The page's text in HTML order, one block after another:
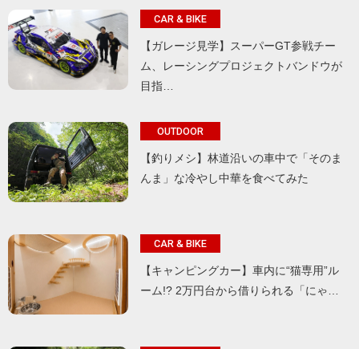
CAR & BIKE
【ガレージ見学】スーパーGT参戦チー
ム、レーシングプロジェクトバンドウが
目指…
OUTDOOR
【釣りメシ】林道沿いの車中で「そのま
んま」な冷やし中華を食べてみた
CAR & BIKE
【キャンピングカー】車内に“猫専用”ル
ーム!? 2万円台から借りられる「にゃ…